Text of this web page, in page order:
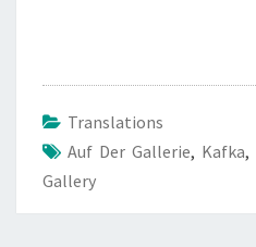
Translations
Auf Der Gallerie, Kafka,
Gallery